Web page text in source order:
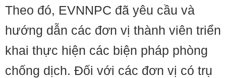
Theo đó, EVNNPC đã yêu cầu và
hướng dẫn các đơn vị thành viên triển
khai thực hiện các biện pháp phòng
chống dịch. Đối với các đơn vị có trụ